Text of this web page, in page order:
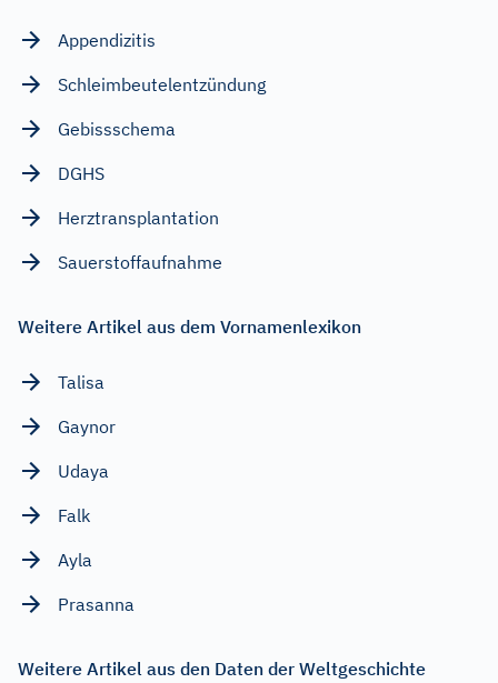
Appendizitis
Schleimbeutelentzündung
Gebissschema
DGHS
Herztransplantation
Sauerstoffaufnahme
Weitere Artikel aus dem Vornamenlexikon
Talisa
Gaynor
Udaya
Falk
Ayla
Prasanna
Weitere Artikel aus den Daten der Weltgeschichte